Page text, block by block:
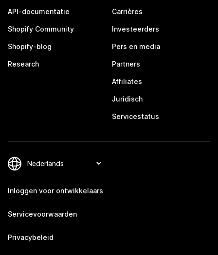
API-documentatie
Shopify Community
Shopify-blog
Research
Carrières
Investeerders
Pers en media
Partners
Affiliates
Juridisch
Servicestatus
Inloggen voor ontwikkelaars
Servicevoorwaarden
Privacybeleid